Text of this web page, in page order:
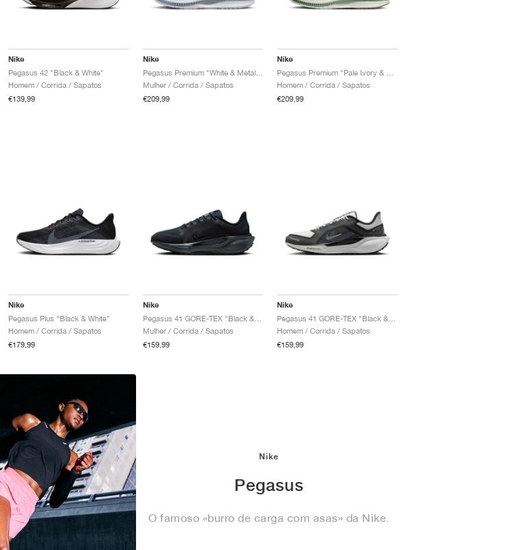
Nike
Pegasus
O famoso «burro de carga com asas» da Nike.
Nike
Pegasus 42 "Black & White"
Homem / Corrida / Sapatos
€139,99
Nike
Pegasus Premium "White & Metallic Silver"
Mulher / Corrida / Sapatos
€209,99
Nike
Homem / Corrida / Sapatos
€209,99
Nike
Pegasus Plus "Black & White"
Homem / Corrida / Sapatos
€179,99
Nike
Mulher / Corrida / Sapatos
€159,99
Nike
Homem / Corrida / Sapatos
€159,99